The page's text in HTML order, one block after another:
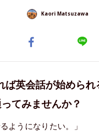
Kaori Matsuzawa
ば英会話が始められ
てみませんか？
ようになりたい。」